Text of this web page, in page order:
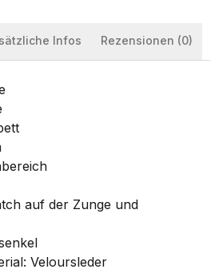
Infos Rezensionen (0)
auf der Zunge und
Veloursleder